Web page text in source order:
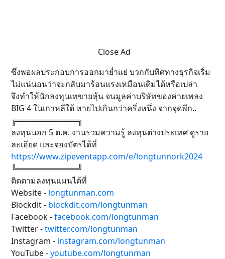
Close Ad
ซึ่งพอผลประกอบการออกมาย่ำแย่ บวกกับทิศทางธุรกิจเริ่ม
ไม่แน่นอนว่าจะกลับมาร้อนแรงเหมือนเดิมได้หรือเปล่า
จึงทำให้นักลงทุนเทขายหุ้น จนมูลค่าบริษัทของค่ายเพลง
BIG 4 ในเกาหลีใต้ หายไปเกินกว่าครึ่งหนึ่ง จากจุดพีก..
╔═══════════╗
ลงทุนนอก 5 ต.ค. งานรวมความรู้ ลงทุนต่างประเทศ ดูราย
ละเอียด และจองบัตรได้ที่
https://www.zipeventapp.com/e/longtunnork2024
╚═══════════╝
ติดตามลงทุนแมนได้ที่
Website - longtunman.com
Blockdit - blockdit.com/longtunman
Facebook -facebook.com/longtunman
Twitter -twitter.com/longtunman
Instagram - instagram.com/longtunman
YouTube -youtube.com/longtunman